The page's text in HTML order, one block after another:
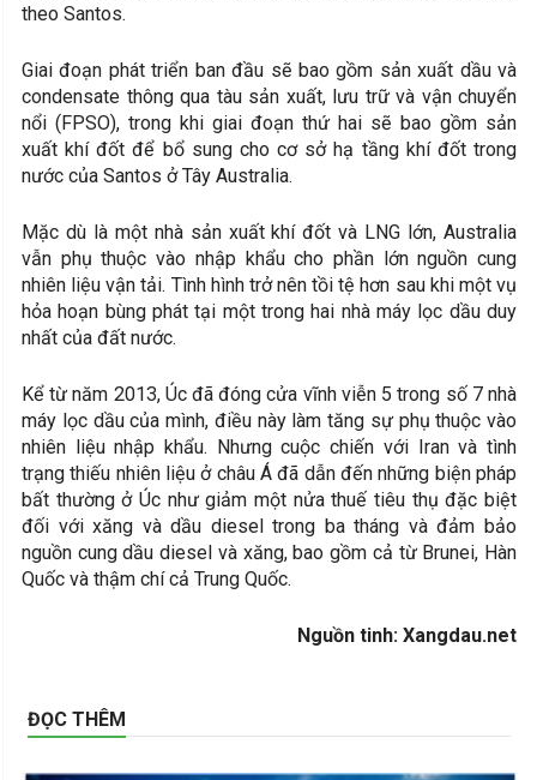
theo Santos.
Giai đoạn phát triển ban đầu sẽ bao gồm sản xuất dầu và
condensate thông qua tàu sản xuất, lưu trữ và vận chuyển
nổi (FPSO), trong khi giai đoạn thứ hai sẽ bao gồm sản
xuất khí đốt để bổ sung cho cơ sở hạ tầng khí đốt trong
nước của Santos ở Tây Australia.
Mặc dù là một nhà sản xuất khí đốt và LNG lớn, Australia
vẫn phụ thuộc vào nhập khẩu cho phần lớn nguồn cung
nhiên liệu vận tải. Tình hình trở nên tồi tệ hơn sau khi một vụ
hỏa hoạn bùng phát tại một trong hai nhà máy lọc dầu duy
nhất của đất nước.
Kể từ năm 2013, Úc đã đóng cửa vĩnh viễn 5 trong số 7 nhà
máy lọc dầu của mình, điều này làm tăng sự phụ thuộc vào
nhiên liệu nhập khẩu. Nhưng cuộc chiến với Iran và tình
trạng thiếu nhiên liệu ở châu Á đã dẫn đến những biện pháp
bất thường ở Úc như giảm một nửa thuế tiêu thụ đặc biệt
đối với xăng và dầu diesel trong ba tháng và đảm bảo
nguồn cung dầu diesel và xăng, bao gồm cả từ Brunei, Hàn
Quốc và thậm chí cả Trung Quốc.
Nguồn tinh: Xangdau.net
ĐỌC THÊM